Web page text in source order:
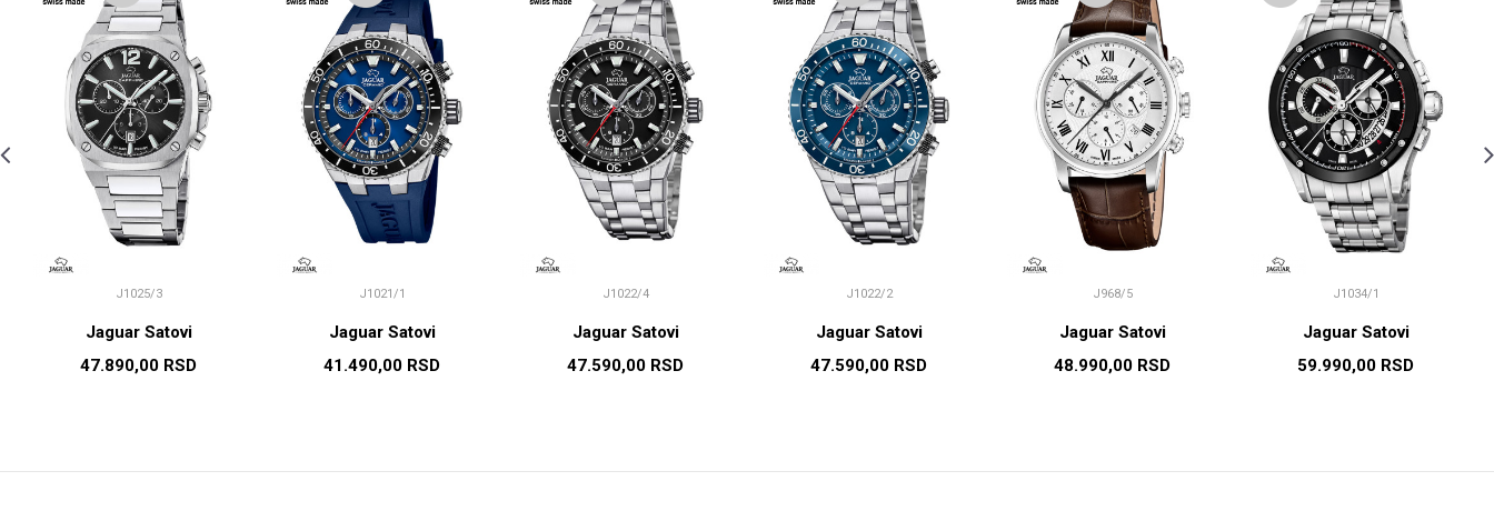
J1025/3
Jaguar Satovi
47.890,00 RSD
J1021/1
Jaguar Satovi
41.490,00 RSD
J1022/4
Jaguar Satovi
47.590,00 RSD
J1022/2
Jaguar Satovi
47.590,00 RSD
J968/5
Jaguar Satovi
48.990,00 RSD
J1034/1
Jaguar Satovi
59.990,00 RSD